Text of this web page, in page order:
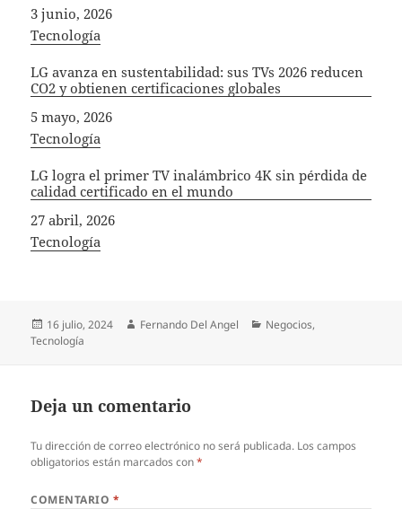
Fecha
3 junio, 2026
In relation to
Tecnología
LG avanza en sustentabilidad: sus TVs 2026 reducen
CO2 y obtienen certificaciones globales
Fecha
5 mayo, 2026
In relation to
Tecnología
LG logra el primer TV inalámbrico 4K sin pérdida de
calidad certificado en el mundo
Fecha
27 abril, 2026
In relation to
Tecnología
Publicado
el
16 julio, 2024 Autor
Fernando Del Angel Categorías
Negocios,
Tecnología
Deja un comentario
Tu dirección de correo electrónico no será publicada. Los campos
obligatorios están marcados con*
COMENTARIO *